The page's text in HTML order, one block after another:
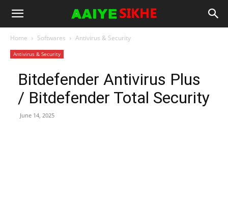
Home Softwares Antivirus & Security
Antivirus & Security
Bitdefender Antivirus Plus
/ Bitdefender Total Security
June 14, 2025